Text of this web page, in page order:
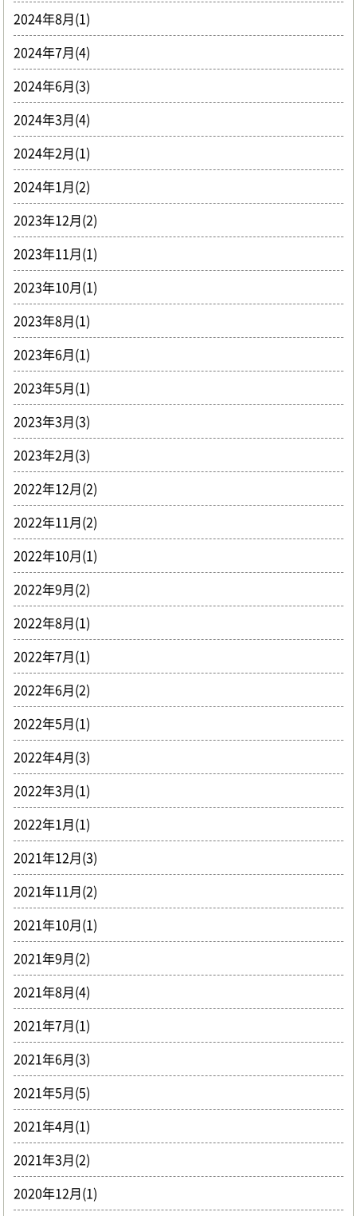
2024年8月(1)
2024年7月(4)
2024年6月(3)
2024年3月(4)
2024年2月(1)
2024年1月(2)
2023年12月(2)
2023年11月(1)
2023年10月(1)
2023年8月(1)
2023年6月(1)
2023年5月(1)
2023年3月(3)
2023年2月(3)
2022年12月(2)
2022年11月(2)
2022年10月(1)
2022年9月(2)
2022年8月(1)
2022年7月(1)
2022年6月(2)
2022年5月(1)
2022年4月(3)
2022年3月(1)
2022年1月(1)
2021年12月(3)
2021年11月(2)
2021年10月(1)
2021年9月(2)
2021年8月(4)
2021年7月(1)
2021年6月(3)
2021年5月(5)
2021年4月(1)
2021年3月(2)
2020年12月(1)